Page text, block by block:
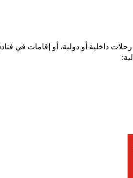
داخلية أو دولية، أو إقامات في